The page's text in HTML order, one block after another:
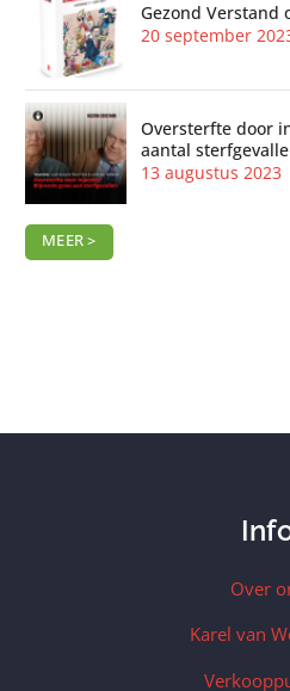
Gezond Verstand
20 september
Oversterfte door
aantal
13 augustus 2023
MEER >
Over
Karel van